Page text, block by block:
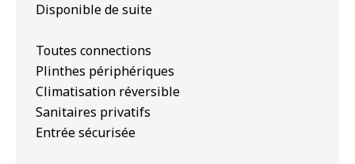
Disponible de suite
Toutes connections
Plinthes périphériques
Climatisation réversible
Sanitaires privatifs
Entrée sécurisée